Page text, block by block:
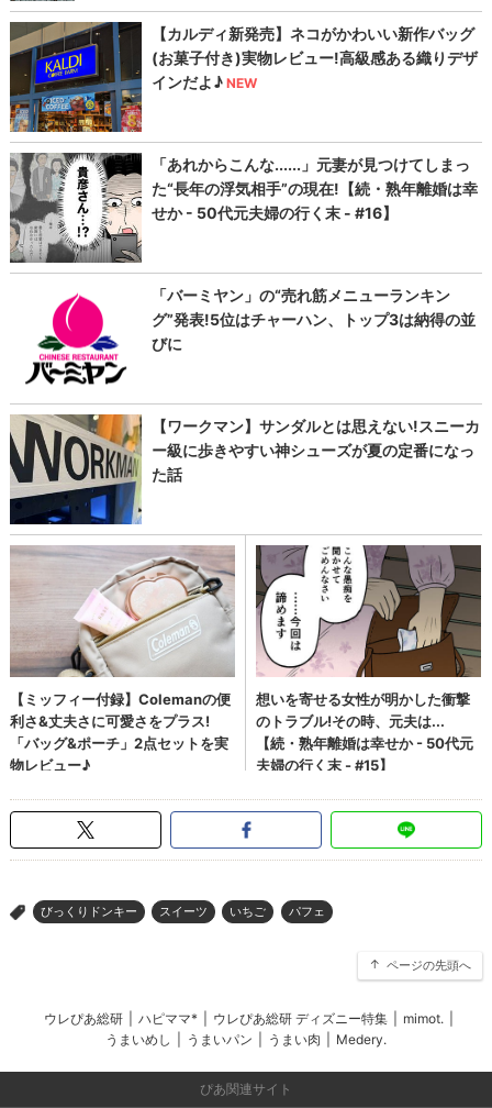
> びっくりドンキー スイーツ いちご パフェ
ページの先頭へ
ウレぴあ総研 ハピママ* ウレぴあ総研 ディズニー特集 mimot.
うまいめし
うまいパン うまい肉 Medery.
ぴあ関連サイト